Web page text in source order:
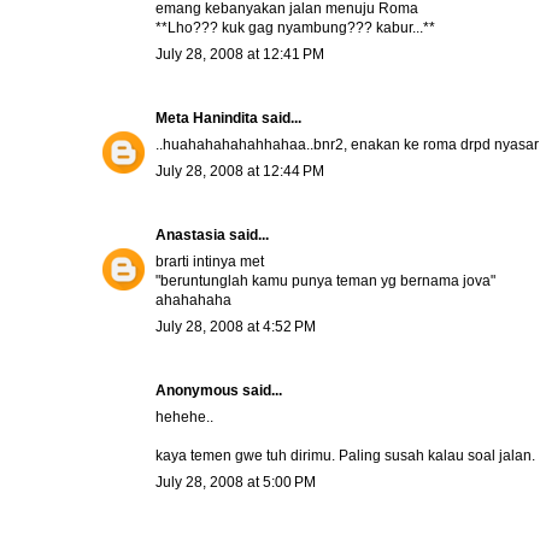
emang kebanyakan jalan menuju Roma
**Lho??? kuk gag nyambung??? kabur...**
July 28, 2008 at 12:41 PM
Meta Hanindita said...
..huahahahahahhahaa..bnr2, enakan ke roma drpd
July 28, 2008 at 12:44 PM
Anastasia said...
brarti intinya met
"beruntunglah kamu punya teman yg bernama jova"
ahahahaha
July 28, 2008 at 4:52 PM
Anonymous said...
hehehe..
kaya temen gwe tuh dirimu. Paling susah kalau soal jalan.
July 28, 2008 at 5:00 PM